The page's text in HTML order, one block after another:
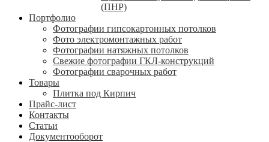
(ПНР)
Портфолио
Фотографии гипсокартонных потолков
Фото электромонтажных работ
Фотографии натяжных потолков
Свежие фотографии ГКЛ-конструкций
Фотографии сварочных работ
Товары
Плитка под Кирпич
Прайс-лист
Контакты
Статьи
Документооборот